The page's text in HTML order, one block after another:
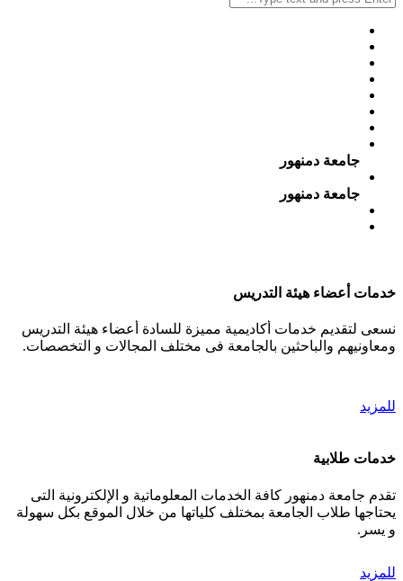
جامعة دمنهور
جامعة دمنهور
خدمات أعضاء هيئة التدريس
نسعى لتقديم خدمات أكاديمية مميزة للسادة أعضاء هيئة التدريس
ومعاونيهم والباحثين بالجامعة فى مختلف المجالات و التخصصات.
للمزيد
خدمات طلابية
تقدم جامعة دمنهور كافة الخدمات المعلوماتية و الإلكترونية التى
يحتاجها طلاب الجامعة بمختلف كلياتها من خلال الموقع بكل سهولة
و يسر.
للمزيد